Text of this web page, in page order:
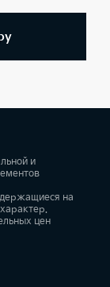
и
на
цен